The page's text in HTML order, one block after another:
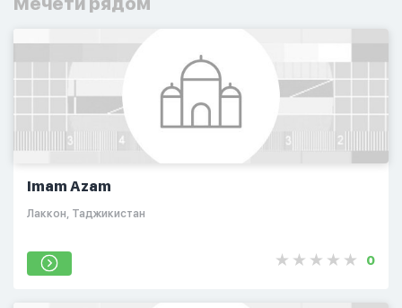
Imam Azam
Лаккон, Таджикистан
0